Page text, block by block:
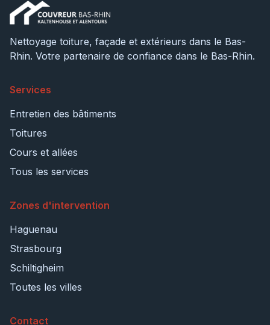
Nettoyage toiture, façade et extérieurs dans le Bas-
Rhin. Votre partenaire de confiance dans le Bas-Rhin.
Services
Entretien des bâtiments
Toitures
Cours et allées
Tous les services
Zones d'intervention
Haguenau
Strasbourg
Schiltigheim
Toutes les villes
Contact